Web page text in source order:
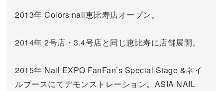
2013年 Colors nail恵比寿店オープン。
2014年 2号店・3.4号店と同じ恵比寿に店舗展開。
2015年 Nail EXPO FanFan’s Special Stage &ネイ
ルブースにてデモンストレーション。ASIA NAIL